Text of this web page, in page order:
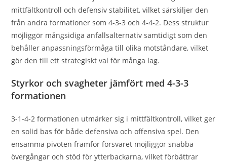
mittfältkontroll och defensiv stabilitet, vilket särskiljer den
från andra formationer som 4-3-3 och 4-4-2. Dess struktur
möjliggör mångsidiga anfallsalternativ samtidigt som den
behåller anpassningsförmåga till olika motståndare, vilket
gör den till ett strategiskt val för många lag.
Styrkor och svagheter jämfört med 4-3-3
formationen
3-1-4-2 formationen utmärker sig i mittfältkontroll, vilket ger
en solid bas för både defensiva och offensiva spel. Den
ensamma pivoten framför försvaret möjliggör snabba
övergångar och stöd för ytterbackarna, vilket förbättrar